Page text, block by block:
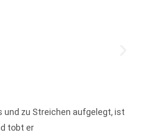
und zu Streichen aufgelegt, ist
tobt er